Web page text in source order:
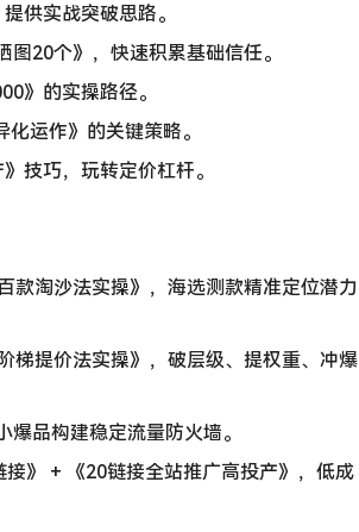
供实战突破思路。
20个》，快速积累基础信任。
》的实操路径。
运作》的关键策略。
技巧，玩转定价杠杆。
款淘沙法实操》，海选测款精准定位潜力
梯提价法实操》，破层级、提权重、冲爆
品构建稳定流量防火墙。
》 + 《20链接全站推广高投产》，低成